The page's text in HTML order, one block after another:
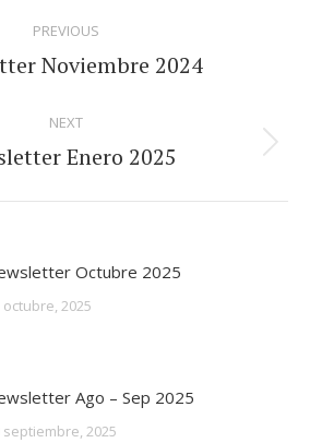
PREVIOUS
Previous
Noviembre 2024
NEXT
Next
Enero 2025
Octubre 2025
octubre, 2025
Ago – Sep 2025
septiembre, 2025